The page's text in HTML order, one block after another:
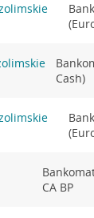
Cash)
CA BP